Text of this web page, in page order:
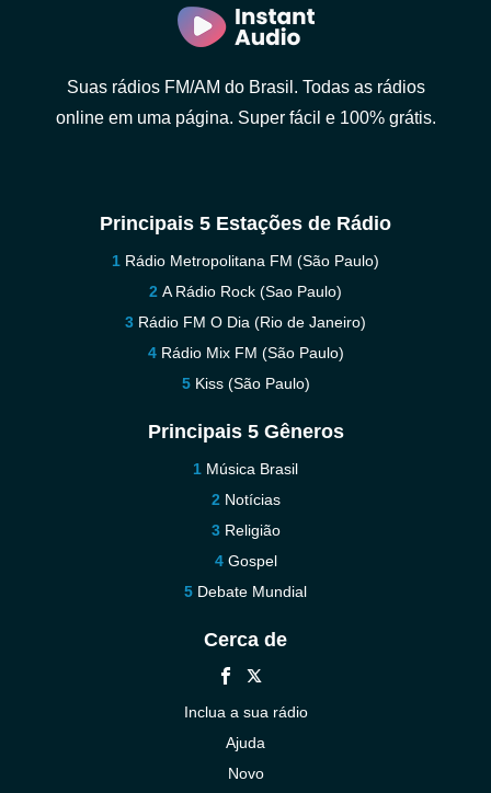
Suas rádios FM/AM do Brasil. Todas as rádios
online em uma página. Super fácil e 100% grátis.
Principais 5 Estações de Rádio
Rádio Metropolitana FM (São Paulo)
A Rádio Rock (Sao Paulo)
Rádio FM O Dia (Rio de Janeiro)
Rádio Mix FM (São Paulo)
Kiss (São Paulo)
Principais 5 Gêneros
Música Brasil
Notícias
Religião
Gospel
Debate Mundial
Cerca de
Inclua a sua rádio
Ajuda
Novo